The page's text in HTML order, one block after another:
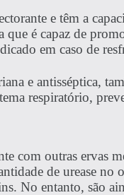
e têm a
que é capaz de
em caso de
e antisséptica,
respiratório,
com outras ervas
de urease no
No entanto, são